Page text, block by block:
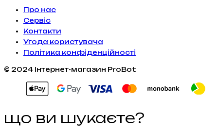
Про нас
Сервiс
Контакти
Угода користувача
Політика конфіденційності
© 2024 Інтернет-магазин ProBot
що ви шукаєте?